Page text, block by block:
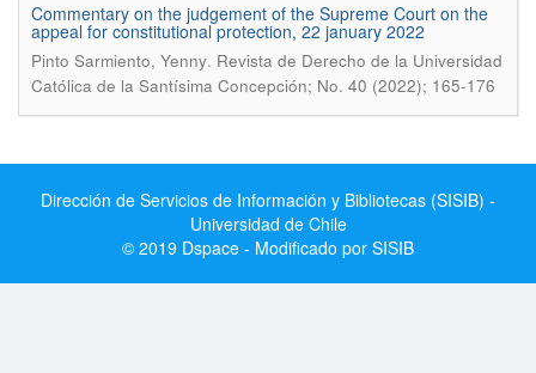
Commentary on the judgement of the Supreme Court on the
appeal for constitutional protection, 22 january 2022
Pinto Sarmiento, Yenny. Revista de Derecho de la Universidad
Católica de la Santísima Concepción; No. 40 (2022); 165-176
Dirección de Servicios de Información y Bibliotecas (SISIB) -
Universidad de Chile
© 2019 Dspace - Modificado por SISIB